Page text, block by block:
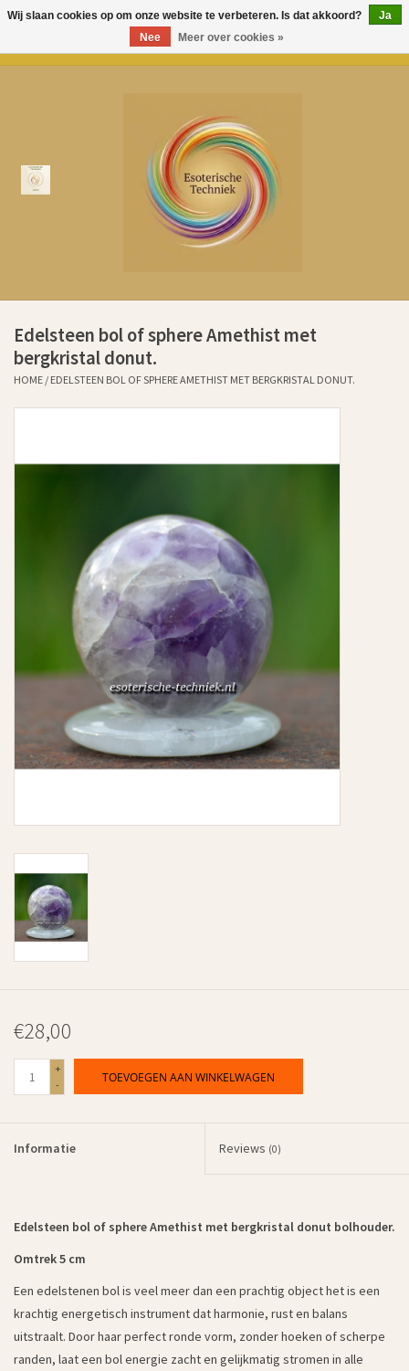
Producten
Ervaringen klanten sinds 2011
Edelsteen bol of sphere Amethist met
bergkristal donut.
HOME / EDELSTEEN BOL OF SPHERE AMETHIST MET BERGKRISTAL DONUT.
€28,00
+
-
TOEVOEGEN AAN WINKELWAGEN
Informatie Reviews (0)
Edelsteen bol of sphere Amethist met bergkristal donut bolhouder.
Omtrek 5 cm
Een edelstenen bol is veel meer dan een prachtig object het is een
krachtig energetisch instrument dat harmonie, rust en balans
uitstraalt. Door haar perfect ronde vorm, zonder hoeken of scherpe
randen, laat een bol energie zacht en gelijkmatig stromen in alle
Wij slaan cookies op om onze website te verbeteren. Is dat akkoord?
Ja
Nee
Meer over cookies »